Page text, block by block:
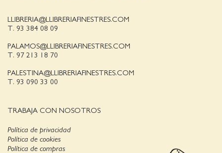
LLIBRERIA@LLIBRERIAFINESTRES.COM
T. 93 384 08 09
PALAMOS@LLIBRERIAFINESTRES.COM
T. 97 213 18 70
PALESTINA@LLIBRERIAFINESTRES.COM
T. 93 090 33 00
TRABAJA CON NOSOTROS
Política de privacidad
Política de cookies
Política de compras